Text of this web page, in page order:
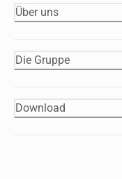
Über uns
Die Gruppe
Download